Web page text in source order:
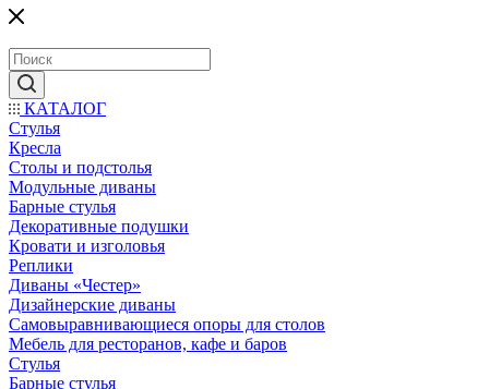
КАТАЛОГ
Стулья
Кресла
Столы и подстолья
Модульные диваны
Барные стулья
Декоративные подушки
Кровати и изголовья
Реплики
Диваны «Честер»
Дизайнерские диваны
Самовыравнивающиеся опоры для столов
Мебель для ресторанов, кафе и баров
Стулья
Барные стулья